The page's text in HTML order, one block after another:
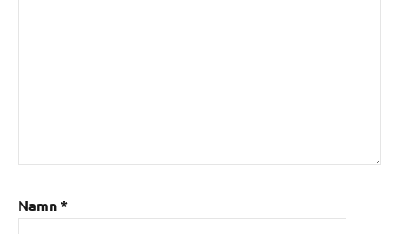
Namn*